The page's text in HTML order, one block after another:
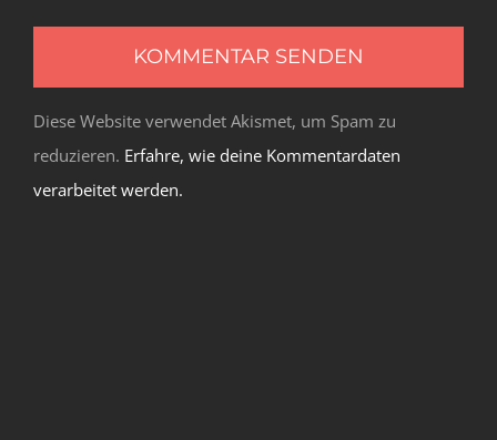
Diese Website verwendet Akismet, um Spam zu
reduzieren. Erfahre, wie deine Kommentardaten
verarbeitet werden.